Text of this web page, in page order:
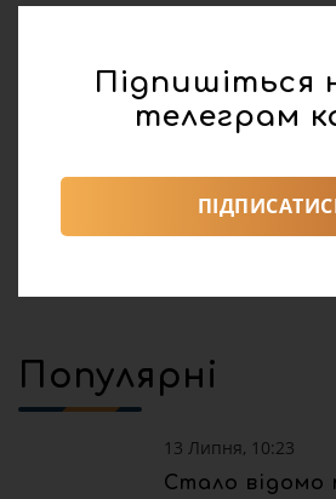
Поділитися:
Погода 0 138
Популярні
13 Липня, 10:23
Стало відомо
Підпишіться
телеграм